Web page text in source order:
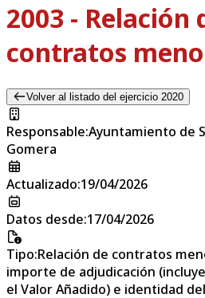
2003 - Relación
contratos
Volver al listado del ejercicio 2020
Responsable:Ayuntamiento de
Gomera
Actualizado:19/04/2026
Datos desde:17/04/2026
Tipo:Relación de contratos
importe de adjudicación
el Valor Añadido) e identidad